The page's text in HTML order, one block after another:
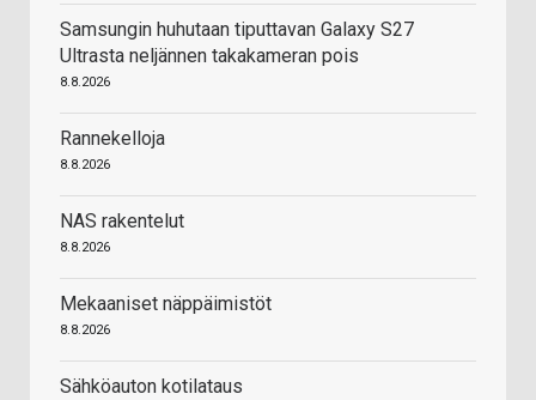
Samsungin huhutaan tiputtavan Galaxy S27
Ultrasta neljännen takakameran pois
8.8.2026
Rannekelloja
8.8.2026
NAS rakentelut
8.8.2026
Mekaaniset näppäimistöt
8.8.2026
Sähköauton kotilataus